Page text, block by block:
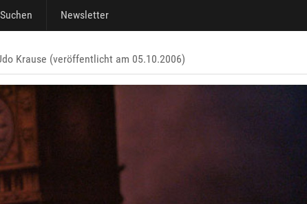
Suchen Newsletter
Krause (veröffentlicht am 05.10.2006)